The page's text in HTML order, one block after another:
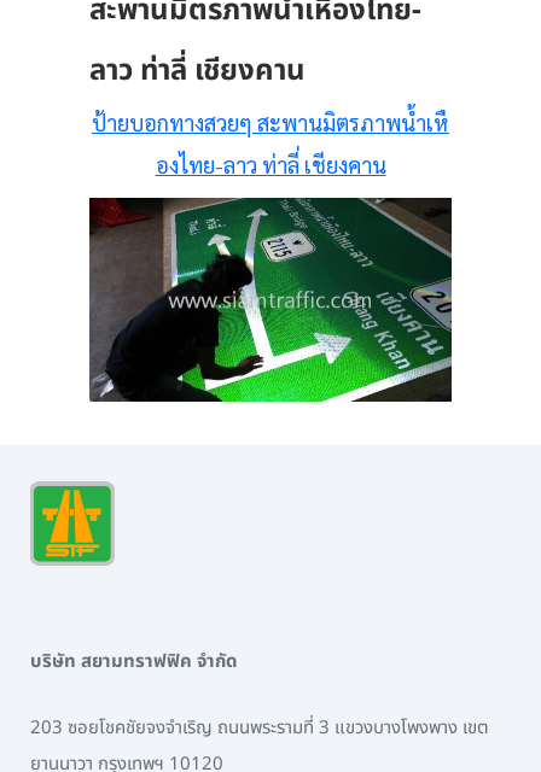
สะพานมิตรภาพน้ำเหืองไทย-
ลาว ท่าลี่ เชียงคาน
ป้ายบอกทางสวยๆ สะพานมิตรภาพน้ำเหื
องไทย-ลาว ท่าลี่ เชียงคาน
บริษัท สยามทราฟฟิค จำกัด
203 ซอยโชคชัยจงจำเริญ ถนนพระรามที่ 3 แขวงบางโพงพาง เขต
ยานนาวา กรุงเทพฯ 10120